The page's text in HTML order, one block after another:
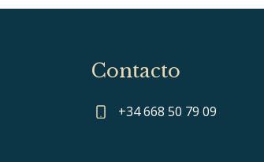
Contacto
+34 668 50 79 09